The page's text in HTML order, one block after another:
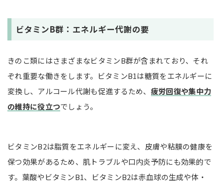
ビタミンB群：エネルギー代謝の要
きのこ類にはさまざまなビタミンB群が含まれており、それ
ぞれ重要な働きをします。ビタミンB1は糖質をエネルギーに
変換し、アルコール代謝も促進するため、 疲労回復や集中力
の維持に役立つでしょう。
ビタミンB2は脂質をエネルギーに変え、皮膚や粘膜の健康を
保つ効果があるため、肌トラブルや口内炎予防にも効果的で
す。葉酸やビタミンB1、ビタミンB2は赤血球の生成や体・